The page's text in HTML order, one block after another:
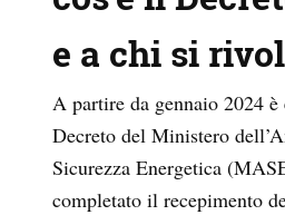
e a chi si
A partire da gennaio 2024
Decreto del Ministero
Sicurezza Energetica
completato il recepimento